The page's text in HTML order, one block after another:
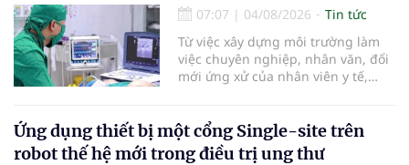
bằng phẫu thuật robot thay vì phải
cắt bỏ toàn bộ quả thận như trước
đây.
07:07 | 04/08/2026
Tin tức
Từ việc xây dựng môi trường làm
việc chuyên nghiệp, nhân văn, đổi
mới ứng xử của nhân viên y tế,
đồng cảm, gắn kết cao giữa thầy
thuốc với bệnh nhân.
Ứng dụng thiết bị một cổng Single-site trên
robot thế hệ mới trong điều trị ung thư